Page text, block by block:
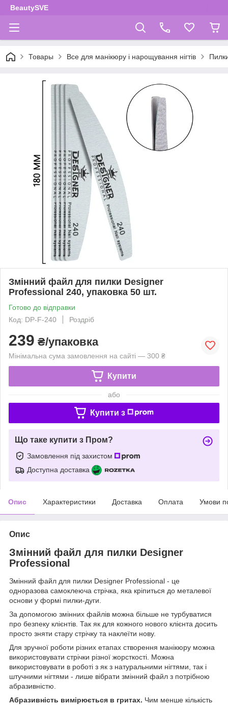
BeautySVE
Товары Все для манікюру і нарощування нігтів
Змінний файл для пилки Designer
Professional 240, упаковка 50 шт.
Готово до відправки
Код: DP-F-240
Роздріб
239 ₴/упаковка
Мінімальна сума замовлення на сайті — 300 ₴
Купити
або
Купити з
Що таке купити з Пром?
Замовлення під захистом
Доступна доставка
Опис Характеристики Доставка Оплата Умови
Опис
Змінний файл для пилки Designer
Professional
Змінний файл для пилки Designer Professional - це
одноразова самоклеюча стрічка, яка кріпиться до металевої
основи у формі пилки-дуги.
За допомогою змінних файлів можна більше не турбуватися
про безпеку клієнтів. Так як для кожного нового клієнта досить
просто зняти стару стрічку та наклеїти нову.
Для зручної роботи різних етапах створення манікюру можна
використовувати стрічки різної жорсткості. Можна
використовувати в роботі з як з натуральними нігтями, так і
штучними нігтями - лише вібрати змінний файл з потрібною
абразивністю.
Абразивність вимірюється в гритах. Чим менше кількість